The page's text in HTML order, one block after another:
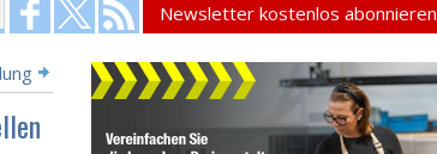
Newsletter kostenlos abonnieren